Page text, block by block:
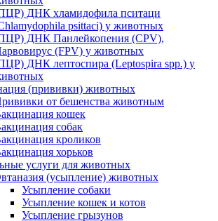
ДНК хламидофила пситаци
psittaci) у животных
ДНК Панлейкопения (CPV),
(FPV) у животных
ДНК лептоспира (Leptospira spp.) у
(прививки) животных
от бешенства животным
кошек
собак
кроликов
хорьков
услуги для животных
(усыпление) животных
Усыпление собаки
Усыпление кошек и котов
Усыпление грызунов